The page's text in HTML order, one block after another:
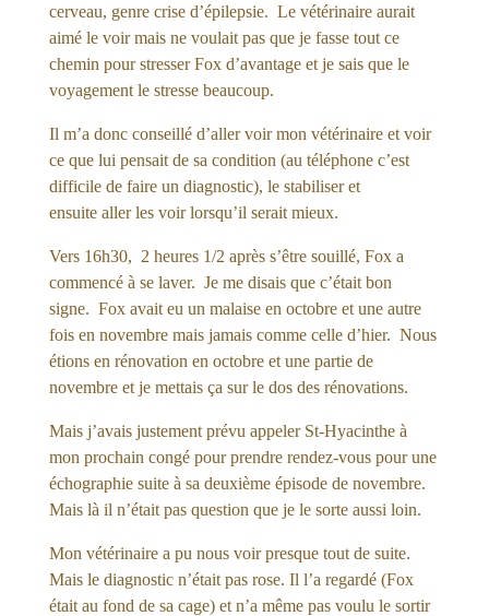
cerveau, genre crise d’épilepsie. Le vétérinaire aurait
aimé le voir mais ne voulait pas que je fasse tout ce
chemin pour stresser Fox d’avantage et je sais que le
voyagement le stresse beaucoup.
Il m’a donc conseillé d’aller voir mon vétérinaire et voir
ce que lui pensait de sa condition (au téléphone c’est
difficile de faire un diagnostic), le stabiliser et
ensuite aller les voir lorsqu’il serait mieux.
Vers 16h30, 2 heures 1/2 après s’être souillé, Fox a
commencé à se laver. Je me disais que c’était bon
signe. Fox avait eu un malaise en octobre et une autre
fois en novembre mais jamais comme celle d’hier. Nous
étions en rénovation en octobre et une partie de
novembre et je mettais ça sur le dos des rénovations.
Mais j’avais justement prévu appeler St-Hyacinthe à
mon prochain congé pour prendre rendez-vous pour une
échographie suite à sa deuxième épisode de novembre.
Mais là il n’était pas question que je le sorte aussi loin.
Mon vétérinaire a pu nous voir presque tout de suite.
Mais le diagnostic n’était pas rose. Il l’a regardé (Fox
était au fond de sa cage) et n’a même pas voulu le sortir